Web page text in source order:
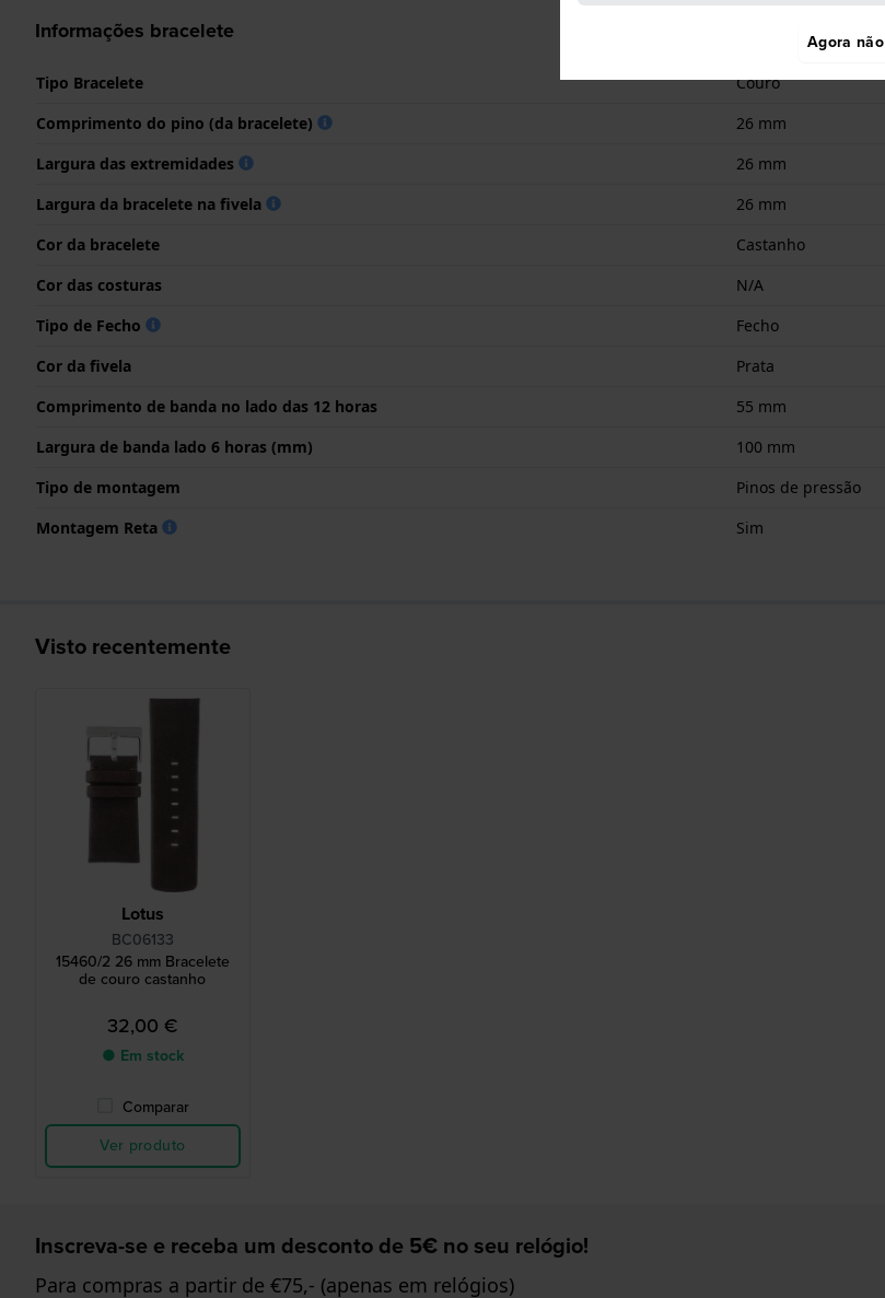
Informações bracelete
Tipo Bracelete
Couro
Comprimento do pino (da bracelete)
26 mm
Largura das extremidades
26 mm
Largura da bracelete na fivela
26 mm
Cor da bracelete
Castanho
Cor das costuras
N/A
Tipo de Fecho
Fecho
Cor da fivela
Prata
Comprimento de banda no lado das 12 horas
55 mm
Largura de banda lado 6 horas (mm)
100 mm
Tipo de montagem
Pinos de pressão
Montagem Reta
Sim
Visto recentemente
Lotus
BC06133
15460/2 26 mm Bracelete
de couro castanho
32,00 €
● Em stock
Comparar
Ver produto
Inscreva-se e receba um desconto de 5€ no seu relógio!
Para compras a partir de €75,- (apenas em relógios)
Agora não